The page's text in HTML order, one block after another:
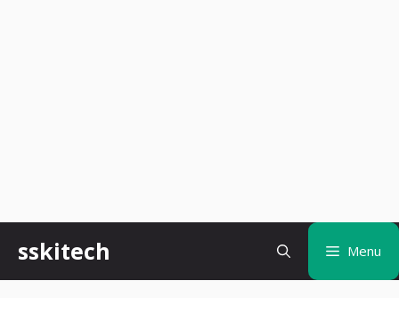
content
sskitech Menu